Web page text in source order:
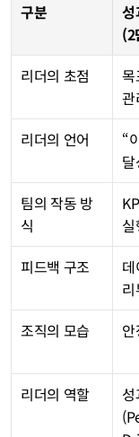
구분
성
(2
리더의 초점
목
관
리더의 언어
“
팀의 작동 방
식
피드백 구조
조직의 모습
리더의 역할